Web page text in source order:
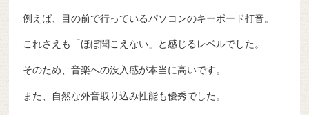
例えば、目の前で行っているパソコンのキーボード打音。
これさえも「ほぼ聞こえない」と感じるレベルでした。
そのため、音楽への没入感が本当に高いです。
また、自然な外音取り込み性能も優秀でした。